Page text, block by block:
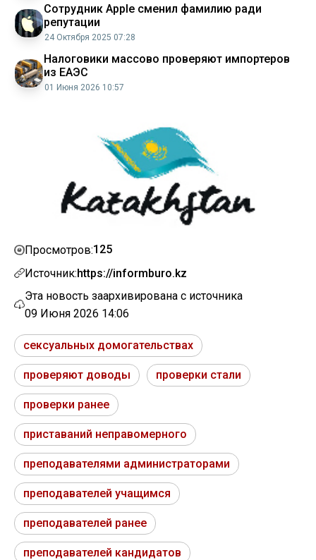
Сотрудник Apple сменил фамилию ради
репутации
24 Октября 2025 07:28
Налоговики массово проверяют импортеров
из ЕАЭС
01 Июня 2026 10:57
Просмотров:125
Источник:https://informburo.kz
Эта новость заархивирована с источника
09 Июня 2026 14:06
сексуальных домогательствах
проверяют доводы проверки стали
проверки ранее
приставаний неправомерного
преподавателями администраторами
преподавателей учащимся
преподавателей ранее
преподавателей кандидатов